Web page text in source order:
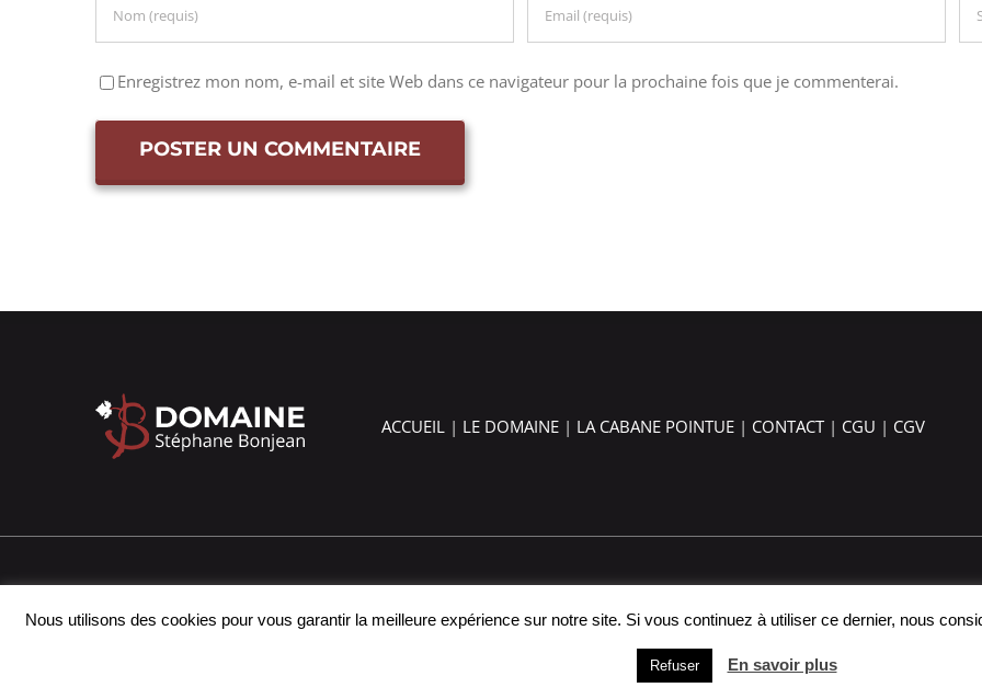
Enregistrez mon nom, e-mail et site Web dans ce navigateur pour la prochaine fois que je commenterai.
ACCUEIL | LE DOMAINE | LA CABANE POINTUE | CONTACT| CGU | CGV
© Copyright 2018 -2026 | Domaine Stéphane Bonjean | Tous droits réservés | Réalisé par312AGENCY
Nous utilisons des cookies pour vous garantir la meilleure expérience sur notre site. Si vous continuez à utiliser ce dernier, nous
Refuser En savoir plus